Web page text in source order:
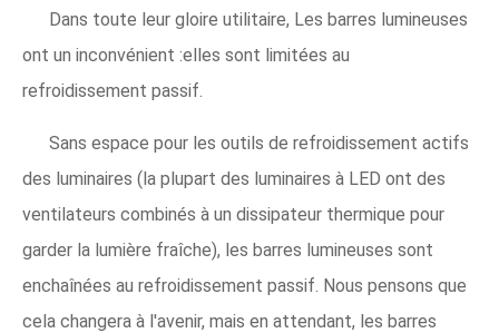
Dans toute leur gloire utilitaire, Les barres lumineuses
ont un inconvénient :elles sont limitées au
refroidissement passif.
Sans espace pour les outils de refroidissement actifs
des luminaires (la plupart des luminaires à LED ont des
ventilateurs combinés à un dissipateur thermique pour
garder la lumière fraîche), les barres lumineuses sont
enchaînées au refroidissement passif. Nous pensons que
cela changera à l'avenir, mais en attendant, les barres